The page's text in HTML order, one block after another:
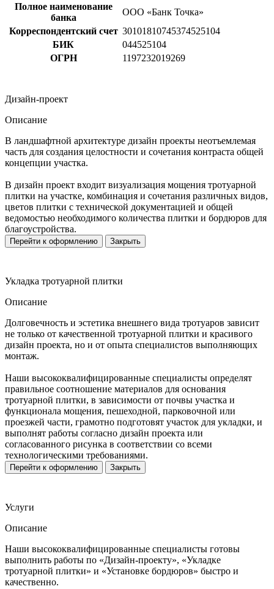
Полное наименование
банка
ООО «Банк Точка»
Корреспондентский счет 30101810745374525104
БИК
044525104
ОГРН
1197232019269
Дизайн-проект
Описание
В ландшафтной архитектуре дизайн проекты неотъемлемая
часть для создания целостности и сочетания контраста общей
концепции участка.
В дизайн проект входит визуализация мощения тротуарной
плитки на участке, комбинация и сочетания различных видов,
цветов плитки с технической документацией и общей
ведомостью необходимого количества плитки и бордюров для
благоустройства.
Перейти к оформлению Закрыть
Укладка тротуарной плитки
Описание
Долговечность и эстетика внешнего вида тротуаров зависит
не только от качественной тротуарной плитки и красивого
дизайн проекта, но и от опыта специалистов выполняющих
монтаж.
Наши высококвалифицированные специалисты определят
правильное соотношение материалов для основания
тротуарной плитки, в зависимости от почвы участка и
функционала мощения, пешеходной, парковочной или
проезжей части, грамотно подготовят участок для укладки, и
выполнят работы согласно дизайн проекта или
согласованного рисунка в соответствии со всеми
технологическими требованиями.
Перейти к оформлению Закрыть
Услуги
Описание
Наши высококвалифицированные специалисты готовы
выполнить работы по «Дизайн-проекту», «Укладке
тротуарной плитки» и «Установке бордюров» быстро и
качественно.